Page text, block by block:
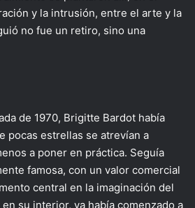
y la intrusión, entre el arte y la
no fue un retiro, sino una
de 1970, Brigitte Bardot había
pocas estrellas se atrevían a
a poner en práctica. Seguía
famosa, con un valor comercial
central en la imaginación del
su interior, ya había comenzado a